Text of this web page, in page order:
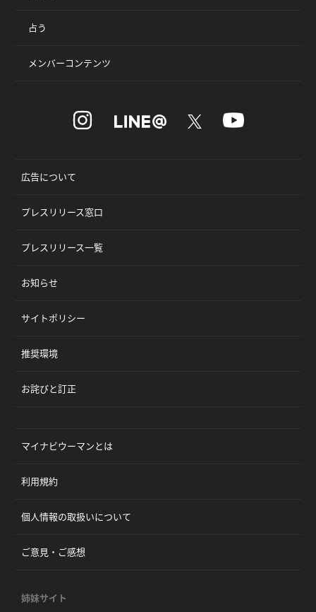
占う
メンバーコンテンツ
広告について
プレスリリース窓口
プレスリリース一覧
お知らせ
サイトポリシー
推奨環境
お詫びと訂正
マイナビウーマンとは
利用規約
個人情報の取扱いについて
ご意見・ご感想
姉妹サイト